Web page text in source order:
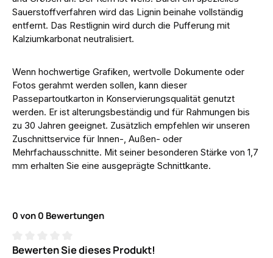
Sauerstoffverfahren wird das Lignin beinahe vollständig
entfernt. Das Restlignin wird durch die Pufferung mit
Kalziumkarbonat neutralisiert.
Wenn hochwertige Grafiken, wertvolle Dokumente oder
Fotos gerahmt werden sollen, kann dieser
Passepartoutkarton in Konservierungsqualität genutzt
werden. Er ist alterungsbeständig und für Rahmungen bis
zu 30 Jahren geeignet. Zusätzlich empfehlen wir unseren
Zuschnittservice für Innen-, Außen- oder
Mehrfachausschnitte. Mit seiner besonderen Stärke von 1,7
mm erhalten Sie eine ausgeprägte Schnittkante.
0 von 0 Bewertungen
Durchschnittliche Bewertung von 0 von 5 Sternen
Bewerten Sie dieses Produkt!